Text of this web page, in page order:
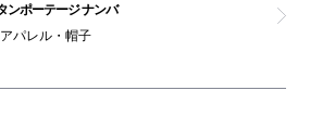
ンポーテージ ナンバ
パレル・帽子